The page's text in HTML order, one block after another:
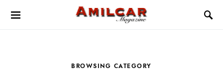
BROWSING CATEGORY